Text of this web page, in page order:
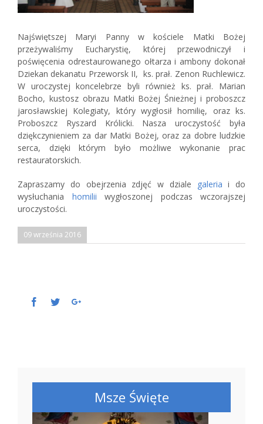
Najświętszej Maryi Panny w kościele Matki Bożej
przeżywaliśmy Eucharystię, której przewodniczył i
poświęcenia odrestaurowanego ołtarza i ambony dokonał
Dziekan dekanatu Przeworsk II, ks. prał. Zenon Ruchlewicz.
W uroczystej koncelebrze byli również ks. prał. Marian
Bocho, kustosz obrazu Matki Bożej Śnieżnej i proboszcz
jarosławskiej Kolegiaty, który wygłosił homilię, oraz ks.
Proboszcz Ryszard Królicki. Nasza uroczystość była
dziękczynieniem za dar Matki Bożej, oraz za dobre ludzkie
serca, dzięki którym było możliwe wykonanie prac
restauratorskich.
Zapraszamy do obejrzenia zdjęć w dziale galeria i do
wysłuchania homilii wygłoszonej podczas wczorajszej
uroczystości.
09 września 2016
Facebook
TwitterGoogle+
Msze Święte